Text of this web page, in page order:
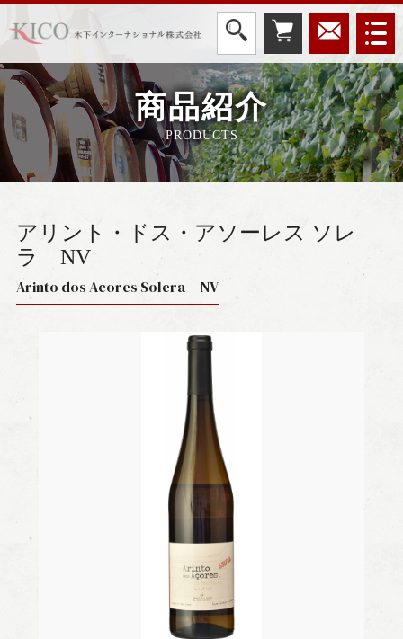
商品紹介
PRODUCTS
アリント・ドス・アソーレス ソレ
ラ
NV
Arinto dos Acores Solera NV